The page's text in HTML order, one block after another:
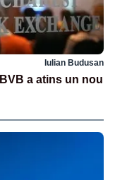
Iulian Budusan
a atins un nou